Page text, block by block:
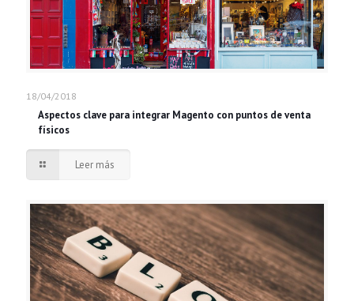
18/04/2018
Aspectos clave para integrar Magento con puntos de venta
físicos
Leer más